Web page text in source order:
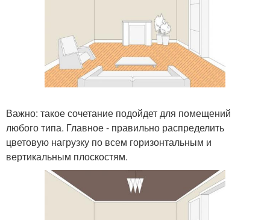
Важно: такое сочетание подойдет для помещений
любого типа. Главное - правильно распределить
цветовую нагрузку по всем горизонтальным и
вертикальным плоскостям.